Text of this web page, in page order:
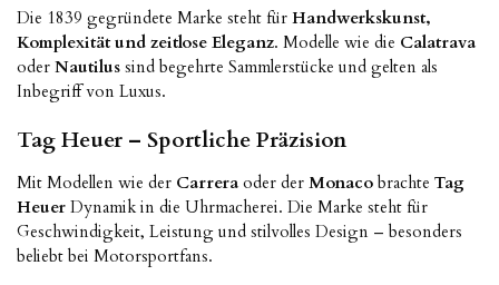
Die 1839 gegründete Marke steht für Handwerkskunst,
Komplexität und zeitlose Eleganz. Modelle wie die Calatrava
oder Nautilus sind begehrte Sammlerstücke und gelten als
Inbegriff von Luxus.
Tag Heuer – Sportliche Präzision
Mit Modellen wie der Carrera oder der Monaco brachte Tag
Heuer Dynamik in die Uhrmacherei. Die Marke steht für
Geschwindigkeit, Leistung und stilvolles Design – besonders
beliebt bei Motorsportfans.